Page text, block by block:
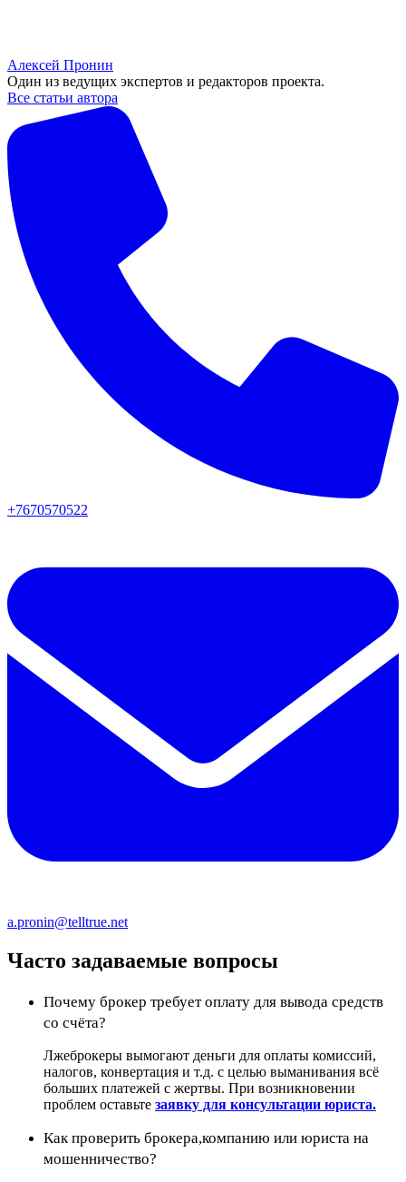
Алексей Пронин
Один из ведущих экспертов и редакторов проекта.
Все статьи автора
+7670570522
a.pronin@telltrue.net
Часто задаваемые вопросы
Почему брокер требует оплату для вывода средств
со счёта?
Лжеброкеры вымогают деньги для оплаты комиссий,
налогов, конвертация и т.д. с целью выманивания всё
больших платежей с жертвы. При возникновении
проблем оставьте заявку для консультации юриста.
Как проверить брокера,компанию или юриста на
мошенничество?